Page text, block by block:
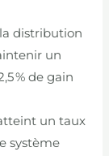
la distribution
un
% de gain
un taux
système